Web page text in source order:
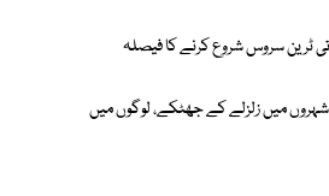
ٹرین سروس شروع کرنے کا فیصلہ
میں زلزلے کے جھٹکے، لوگوں میں